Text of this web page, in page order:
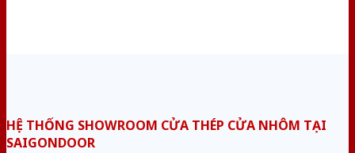
HỆ THỐNG SHOWROOM CỬA THÉP CỬA NHÔM TẠI
SAIGONDOOR